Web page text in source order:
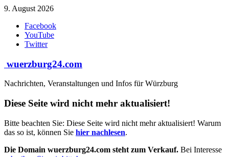
Zum
springen
9. August 2026
Facebook
YouTube
Twitter
wuerzburg24.com
Nachrichten, Veranstaltungen und Infos für Würzburg
Diese Seite wird nicht mehr aktualisiert!
Bitte beachten Sie: Diese Seite wird nicht mehr aktualisiert! Warum
das so ist, können Sie hier nachlesen.
Die Domain wuerzburg24.com steht zum Verkauf. Bei Interesse